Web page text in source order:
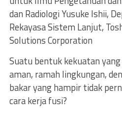
dan Radiologi Yusuke Ishii,
Rekayasa Sistem Lanjut,
Solutions Corporation
Suatu bentuk kekuatan
aman, ramah lingkungan,
bakar yang hampir tidak
cara kerja fusi?